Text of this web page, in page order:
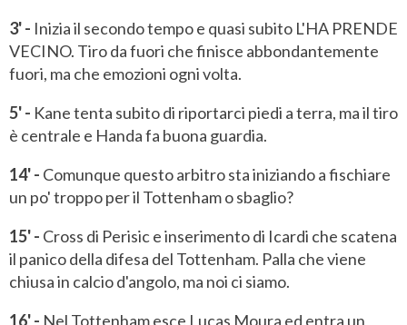
3' - Inizia il secondo tempo e quasi subito L'HA PRENDE
VECINO. Tiro da fuori che finisce abbondantemente
fuori, ma che emozioni ogni volta.
5' - Kane tenta subito di riportarci piedi a terra, ma il tiro
è centrale e Handa fa buona guardia.
14' - Comunque questo arbitro sta iniziando a fischiare
un po' troppo per il Tottenham o sbaglio?
15' - Cross di Perisic e inserimento di Icardi che scatena
il panico della difesa del Tottenham. Palla che viene
chiusa in calcio d'angolo, ma noi ci siamo.
16' - Nel Tottenham esce Lucas Moura ed entra un